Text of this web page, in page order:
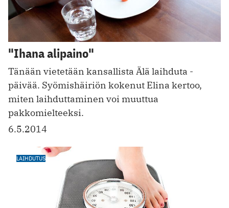
"Ihana alipaino"
Tänään vietetään kansallista Älä laihduta -
päivää. Syömishäiriön kokenut Elina kertoo,
miten laihduttaminen voi muuttua
pakkomielteeksi.
6.5.2014
LAIHDUTUS